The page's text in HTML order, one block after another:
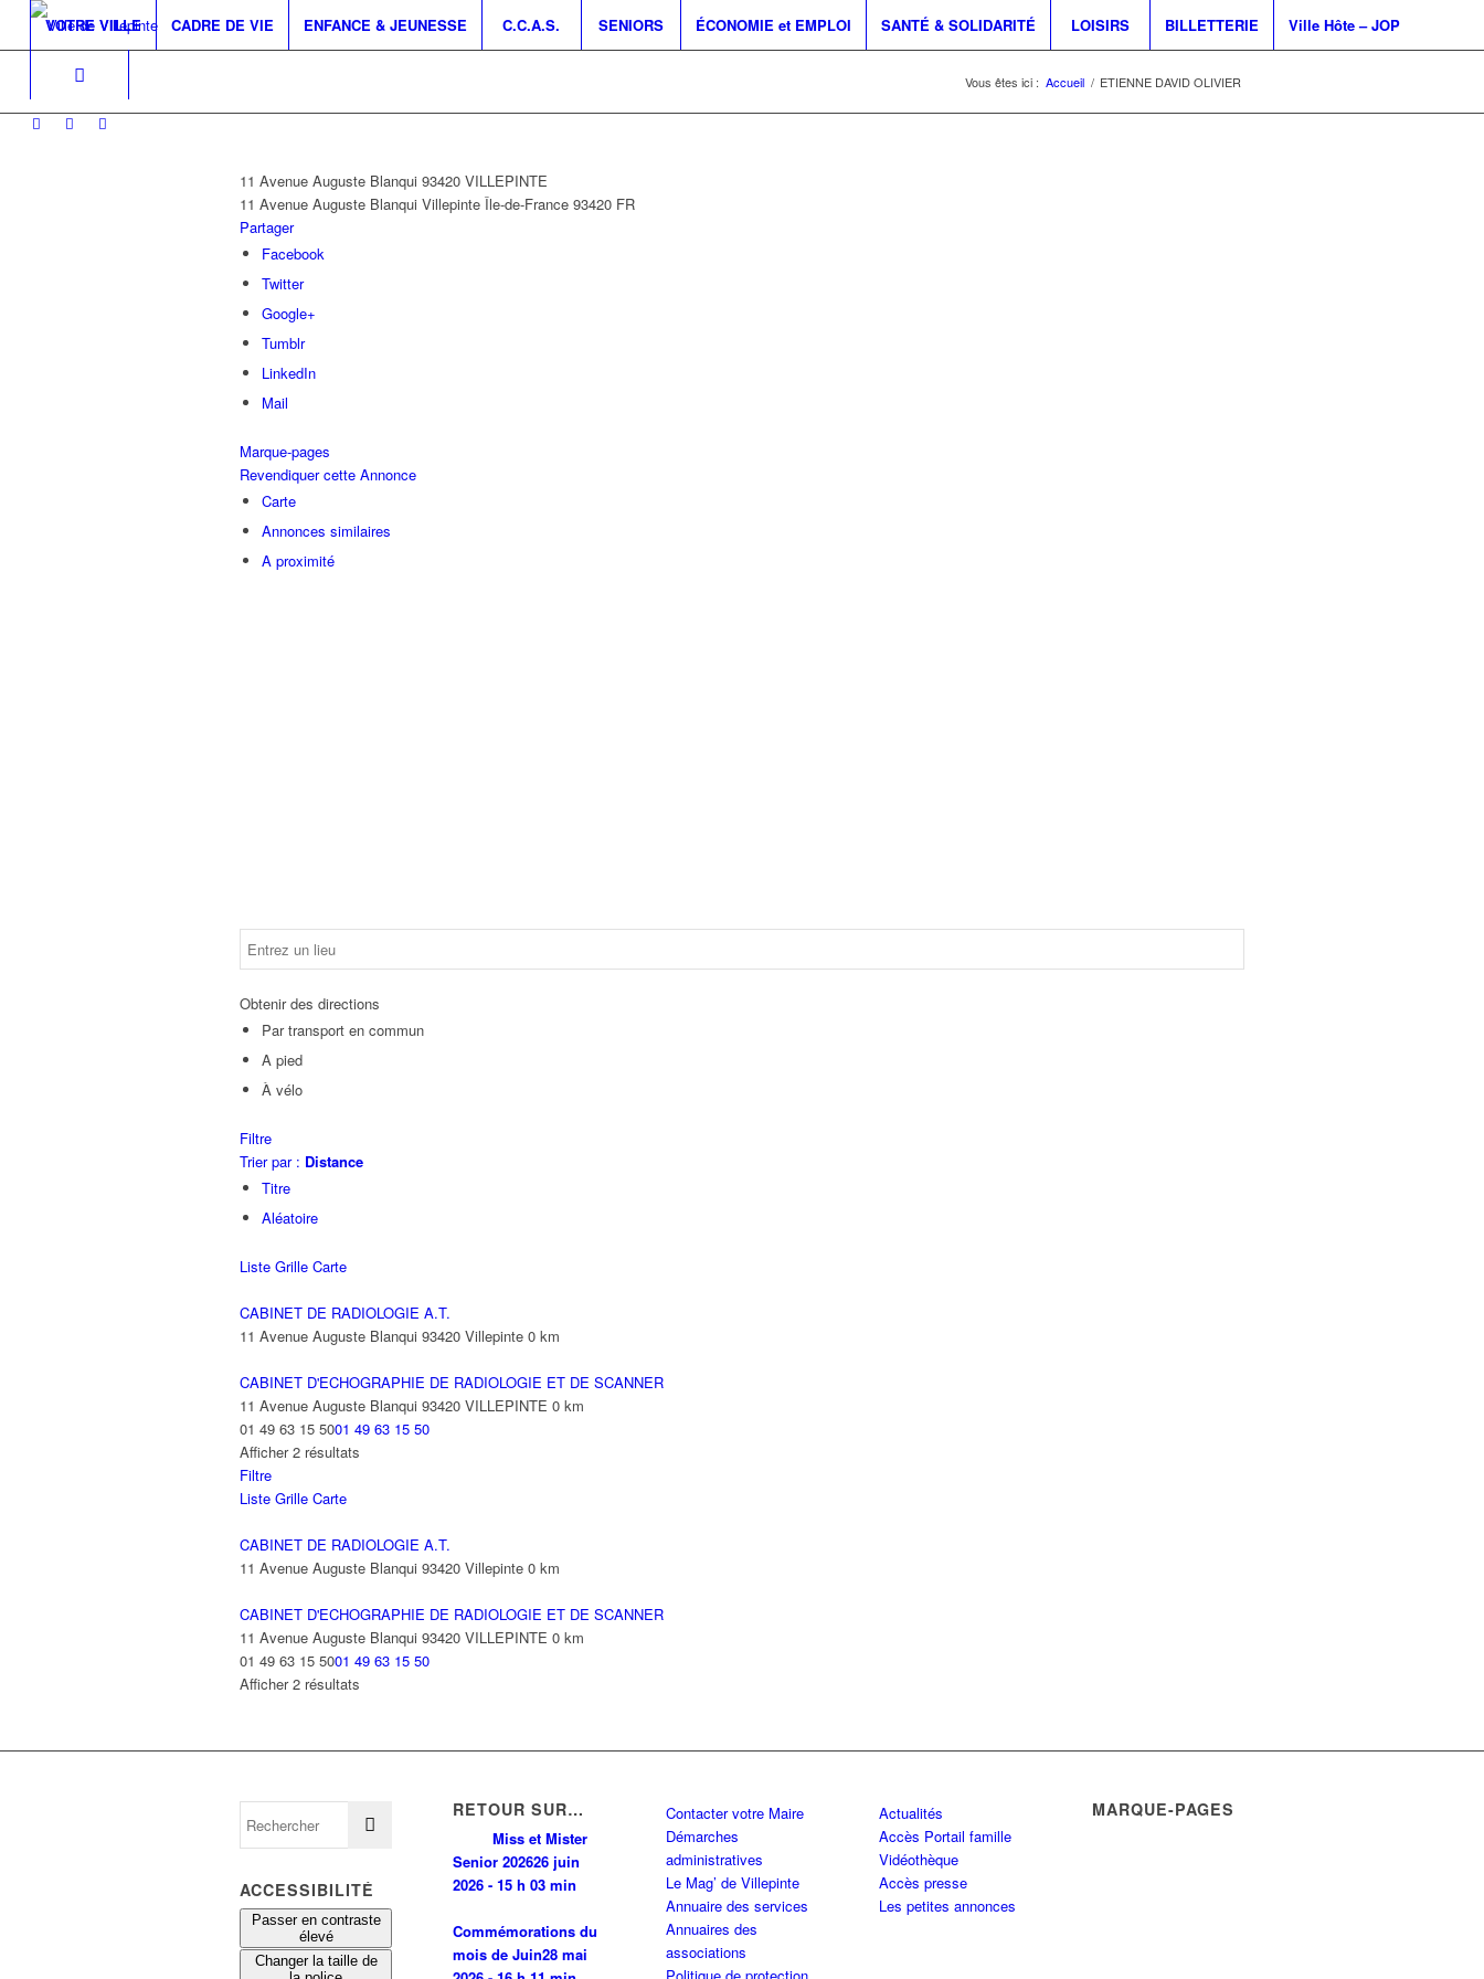
VOTRE VILLE CADRE DE VIE ENFANCE & JEUNESSE C.C.A.S. SENIORS ÉCONOMIE et EMPLOI SANTÉ & SOLIDARITÉ LOISIRS BILLETTERIE Ville Hôte – JOP
Vous êtes ici : Accueil / ETIENNE DAVID OLIVIER
11 Avenue Auguste Blanqui 93420 VILLEPINTE
11 Avenue Auguste Blanqui Villepinte Île-de-France 93420 FR
Partager
Facebook
Twitter
Google+
Tumblr
LinkedIn
Mail
Marque-pages
Revendiquer cette Annonce
Carte
Annonces similaires
A proximité
Obtenir des directions
Par transport en commun
A pied
À vélo
Filtre
Trier par : Distance
Titre
Aléatoire
Liste Grille Carte
CABINET DE RADIOLOGIE A.T.
11 Avenue Auguste Blanqui 93420 Villepinte 0 km
CABINET D'ECHOGRAPHIE DE RADIOLOGIE ET DE SCANNER
11 Avenue Auguste Blanqui 93420 VILLEPINTE 0 km
01 49 63 15 5001 49 63 15 50
Afficher 2 résultats
Filtre
Liste Grille Carte
CABINET DE RADIOLOGIE A.T.
11 Avenue Auguste Blanqui 93420 Villepinte 0 km
CABINET D'ECHOGRAPHIE DE RADIOLOGIE ET DE SCANNER
11 Avenue Auguste Blanqui 93420 VILLEPINTE 0 km
01 49 63 15 5001 49 63 15 50
Afficher 2 résultats
ACCESSIBILITÉ
Passer en contraste
élevé
Changer la taille de
RETOUR SUR…
Miss et Mister
Senior 202626 juin
2026 - 15 h 03 min
Commémorations du
mois de Juin28 mai
Contacter votre Maire
Démarches
administratives
Le Mag’ de Villepinte
Annuaire des services
Annuaires des
associations
Actualités
Accès Portail famille
Vidéothèque
Accès presse
Les petites annonces
MARQUE-PAGES